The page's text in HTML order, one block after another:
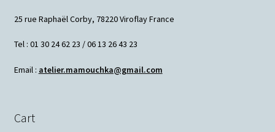
25 rue Raphaël Corby, 78220 Viroflay France
Tel : 01 30 24 62 23 / 06 13 26 43 23
Email : atelier.mamouchka@gmail.com
Cart